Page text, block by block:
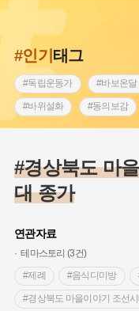
#인기 태그
#독립운동가 #바보온달
#바위설화 #동의보감
#종로구 #설화 #
#임시의정원 #고구려
#인천
#왕건 #전라남도 지명
#온라인 생활사박물관
#경상북도 마
대 종가
연관자료
테마스토리 (3건)
#제례
#음식디미방
#경상북도 마을이야기 조선